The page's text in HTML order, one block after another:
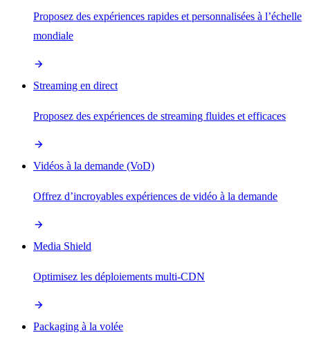
Proposez des expériences rapides et personnalisées à l’échelle
mondiale
Streaming en direct
Proposez des expériences de streaming fluides et efficaces
Vidéos à la demande (VoD)
Offrez d’incroyables expériences de vidéo à la demande
Media Shield
Optimisez les déploiements multi-CDN
Packaging à la volée